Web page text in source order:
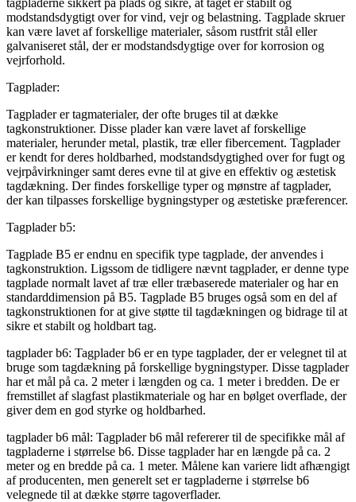
modstandsdygtigt over for vind, vejr og belastning. Tagplade skruer
kan være lavet af forskellige materialer, såsom rustfrit stål eller
galvaniseret stål, der er modstandsdygtige over for korrosion og
vejrforhold.
Tagplader:
Tagplader er tagmaterialer, der ofte bruges til at dække
tagkonstruktioner. Disse plader kan være lavet af forskellige
materialer, herunder metal, plastik, træ eller fibercement. Tagplader
er kendt for deres holdbarhed, modstandsdygtighed over for fugt og
vejrpåvirkninger samt deres evne til at give en effektiv og æstetisk
tagdækning. Der findes forskellige typer og mønstre af tagplader,
der kan tilpasses forskellige bygningstyper og æstetiske præferencer.
Tagplader b5:
Tagplade B5 er endnu en specifik type tagplade, der anvendes i
tagkonstruktion. Ligssom de tidligere nævnt tagplader, er denne type
tagplade normalt lavet af træ eller træbaserede materialer og har en
standarddimension på B5. Tagplade B5 bruges også som en del af
tagkonstruktionen for at give støtte til tagdækningen og bidrage til at
sikre et stabilt og holdbart tag.
tagplader b6: Tagplader b6 er en type tagplader, der er velegnet til at
bruge som tagdækning på forskellige bygningstyper. Disse tagplader
har et mål på ca. 2 meter i længden og ca. 1 meter i bredden. De er
fremstillet af slagfast plastikmateriale og har en bølget overflade, der
giver dem en god styrke og holdbarhed.
tagplader b6 mål: Tagplader b6 mål refererer til de specifikke mål af
tagpladerne i størrelse b6. Disse tagplader har en længde på ca. 2
meter og en bredde på ca. 1 meter. Målene kan variere lidt afhængigt
af producenten, men generelt set er tagpladerne i størrelse b6
velegnede til at dække større tagoverflader.